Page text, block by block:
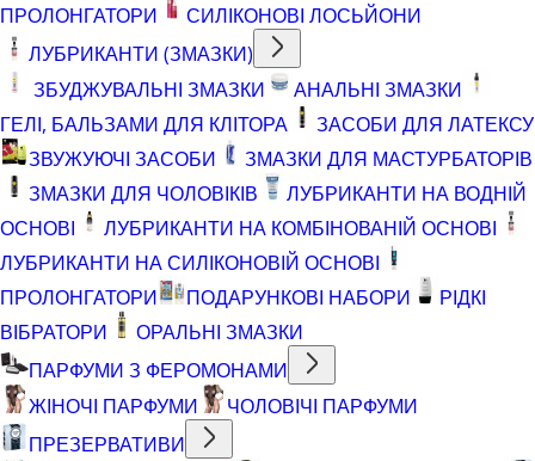
ПРОЛОНГАТОРИ
СИЛІКОНОВІ ЛОСЬЙОНИ
ЛУБРИКАНТИ (ЗМАЗКИ)
ЗБУДЖУВАЛЬНІ ЗМАЗКИ
АНАЛЬНІ ЗМАЗКИ
ГЕЛІ, БАЛЬЗАМИ ДЛЯ КЛІТОРА
ЗАСОБИ ДЛЯ ЛАТЕКСУ
ЗВУЖУЮЧІ ЗАСОБИ
ЗМАЗКИ ДЛЯ МАСТУРБАТОРІВ
ЗМАЗКИ ДЛЯ ЧОЛОВІКІВ
ЛУБРИКАНТИ НА ВОДНІЙ
ОСНОВІ
ЛУБРИКАНТИ НА КОМБІНОВАНІЙ ОСНОВІ
ЛУБРИКАНТИ НА СИЛІКОНОВІЙ ОСНОВІ
ПРОЛОНГАТОРИ
ПОДАРУНКОВІ НАБОРИ
РІДКІ
ВІБРАТОРИ
ОРАЛЬНІ ЗМАЗКИ
ПАРФУМИ З ФЕРОМОНАМИ
ЖІНОЧІ ПАРФУМИ
ЧОЛОВІЧІ ПАРФУМИ
ПРЕЗЕРВАТИВИ